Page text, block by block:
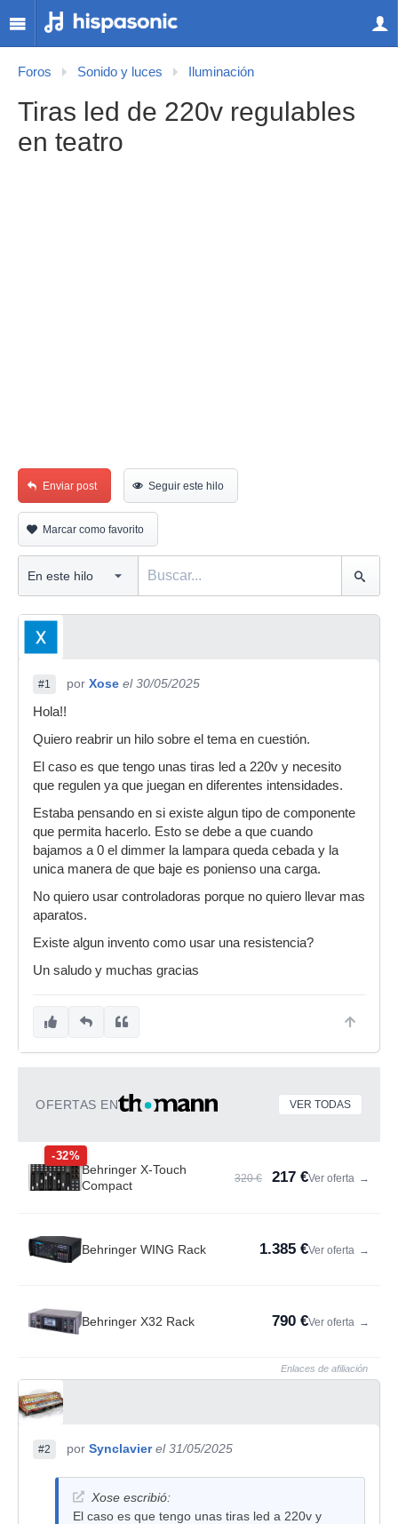
Foros Sonido y luces Iluminación
Tiras led de 220v regulables
en teatro
Enviar post Seguir este hilo
Marcar como favorito
#1 por Xose el 30/05/2025
Hola!!
Quiero reabrir un hilo sobre el tema en cuestión.
El caso es que tengo unas tiras led a 220v y necesito
que regulen ya que juegan en diferentes intensidades.
Estaba pensando en si existe algun tipo de componente
que permita hacerlo. Esto se debe a que cuando
bajamos a 0 el dimmer la lampara queda cebada y la
unica manera de que baje es ponienso una carga.
No quiero usar controladoras porque no quiero llevar mas
aparatos.
Existe algun invento como usar una resistencia?
Un saludo y muchas gracias
OFERTAS EN VER TODAS
-32%
Behringer X-Touch
Compact
320 € 217 €Ver oferta →
Behringer WING Rack 1.385 €Ver oferta →
Behringer X32 Rack 790 €Ver oferta →
Enlaces de afiliación
#2 por Synclavier el 31/05/2025
Xose escribió:
El caso es que tengo unas tiras led a 220v y